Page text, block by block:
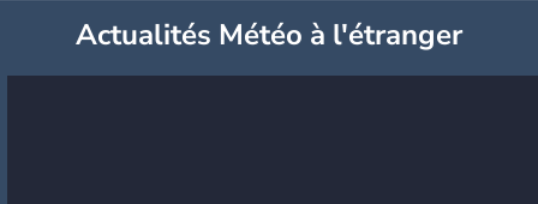
Actualités Météo à l'étranger